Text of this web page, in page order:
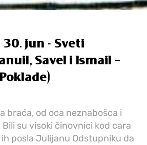
jun - Sveti
Savel i Ismail –
braća, od oca neznabošca i
su visoki činovnici kod cara
posla Julijanu Odstupniku da